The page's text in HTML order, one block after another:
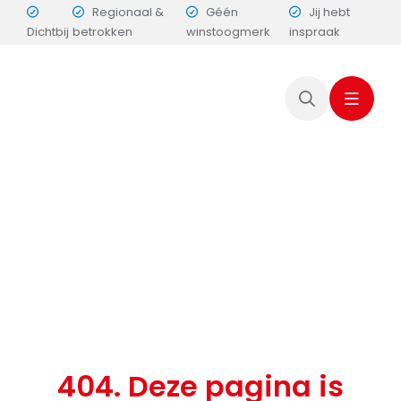
Skip
Dichtbij
Regionaal &
betrokken
Géén
winstoogmerk
Jij hebt
inspraak
404. Deze pagina is